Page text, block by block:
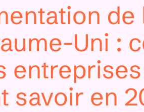
de
Uni :
entreprises
savoir en